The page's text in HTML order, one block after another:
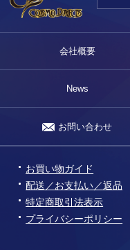
会社概要
News
お問い合わせ
お買い物ガイド
配送／お支払い／返品
特定商取引法表示
プライバシーポリシー